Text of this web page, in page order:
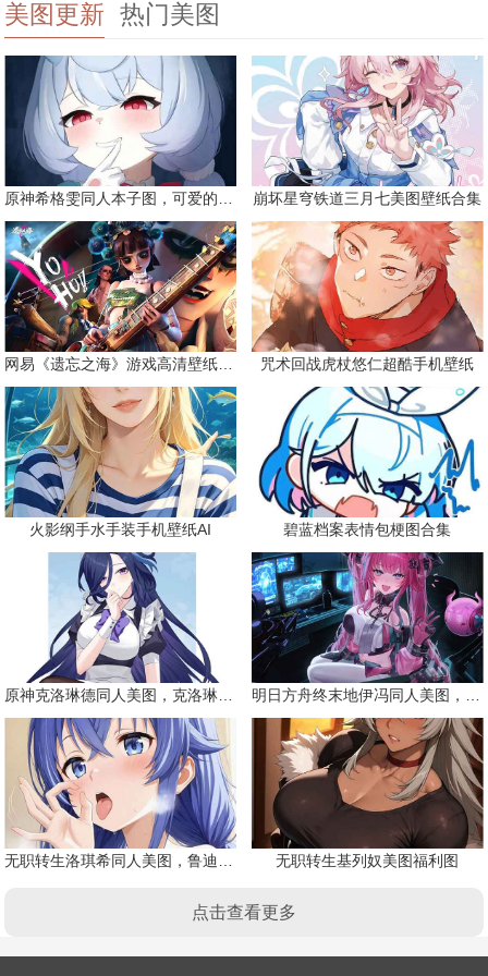
美图更新 热门美图
崩坏星穹铁道三月七美图壁纸合集
咒术回战虎杖悠仁超酷手机壁纸
火影纲手水手装手机壁纸AI 碧蓝档案表情包梗图合集
无职转生基列奴美图福利图
点击查看更多